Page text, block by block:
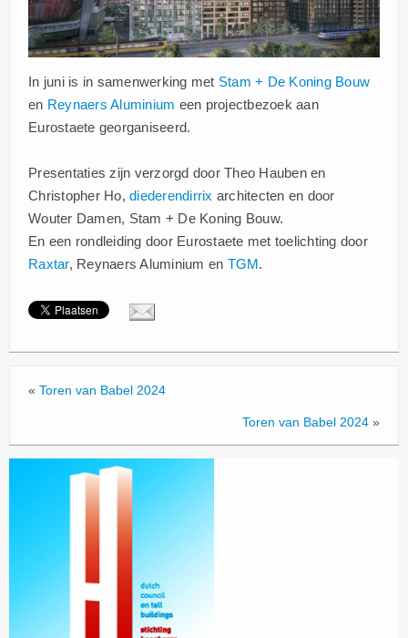
In juni is in samenwerking met Stam + De Koning Bouw
en Reynaers Aluminium een projectbezoek aan
Eurostaete georganiseerd.
Presentaties zijn verzorgd door Theo Hauben en
Christopher Ho, diederendirrix architecten en door
Wouter Damen, Stam + De Koning Bouw.
En een rondleiding door Eurostaete met toelichting door
Raxtar, Reynaers Aluminium en TGM.
« Toren van Babel 2024
Toren van Babel 2024 »